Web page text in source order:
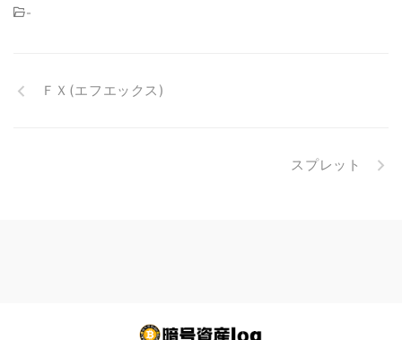
-
ＦＸ(エフエックス)
スプレット